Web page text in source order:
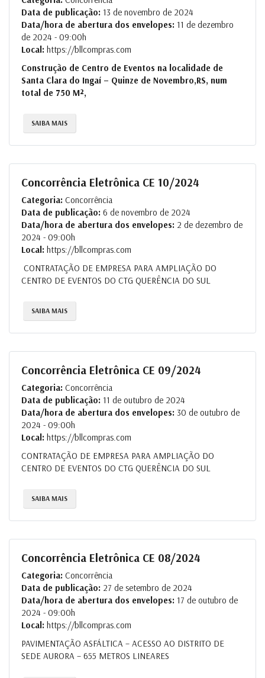
Data de publicação: 13 de novembro de 2024
Data/hora de abertura dos envelopes: 11 de dezembro
de 2024 - 09:00h
Local: https://bllcompras.com
Construção de Centro de Eventos na localidade de
Santa Clara do Ingaí – Quinze de Novembro,RS, num
total de 750 M²,
SAIBA MAIS
Concorrência Eletrônica CE 10/2024
Categoria: Concorrência
Data de publicação: 6 de novembro de 2024
Data/hora de abertura dos envelopes: 2 de dezembro de
2024 - 09:00h
Local: https://bllcompras.com
CONTRATAÇÃO DE EMPRESA PARA AMPLIAÇÃO DO
CENTRO DE EVENTOS DO CTG QUERÊNCIA DO SUL
SAIBA MAIS
Concorrência Eletrônica CE 09/2024
Categoria: Concorrência
Data de publicação: 11 de outubro de 2024
Data/hora de abertura dos envelopes: 30 de outubro de
2024 - 09:00h
Local: https://bllcompras.com
CONTRATAÇÃO DE EMPRESA PARA AMPLIAÇÃO DO
CENTRO DE EVENTOS DO CTG QUERÊNCIA DO SUL
SAIBA MAIS
Concorrência Eletrônica CE 08/2024
Categoria: Concorrência
Data de publicação: 27 de setembro de 2024
Data/hora de abertura dos envelopes: 17 de outubro de
2024 - 09:00h
Local: https://bllcompras.com
PAVIMENTAÇÃO ASFÁLTICA – ACESSO AO DISTRITO DE
SEDE AURORA – 655 METROS LINEARES